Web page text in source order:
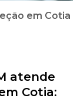
em Cotia
atende
Cotia: